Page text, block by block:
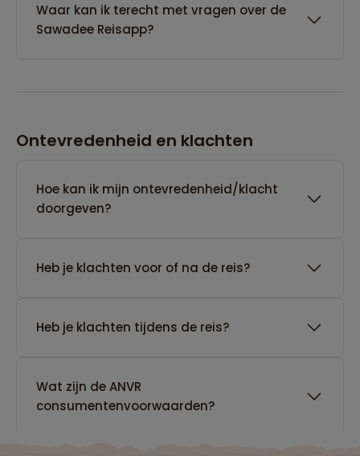
Waar kan ik terecht met vragen over de
Sawadee Reisapp?
Ontevredenheid en klachten
Hoe kan ik mijn ontevredenheid/klacht
doorgeven?
Heb je klachten voor of na de reis?
Heb je klachten tijdens de reis?
Wat zijn de ANVR
consumentenvoorwaarden?